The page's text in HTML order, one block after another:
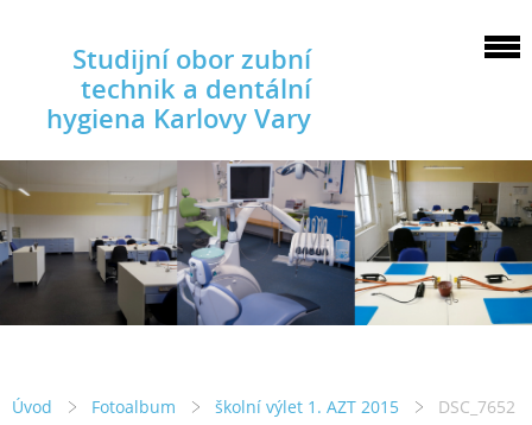
Studijní obor zubní
technik a dentální
hygiena Karlovy Vary
Úvod Fotoalbum školní výlet 1. AZT 2015 DSC_7652